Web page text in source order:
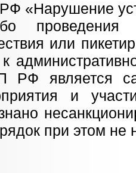
«Нарушение
проведения
или
РФ является
и
при этом не